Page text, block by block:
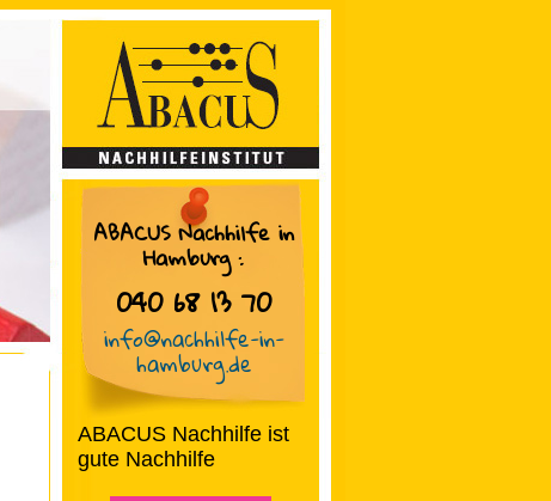
ABACUS Nachhilfe in
Hamburg:
040 68 13 70
info@nachhilfe-in-
hamburg.de
ABACUS Nachhilfe ist
gute Nachhilfe